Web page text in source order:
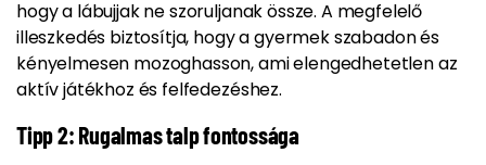
hogy a lábujjak ne szoruljanak össze. A megfelelő
illeszkedés biztosítja, hogy a gyermek szabadon és
kényelmesen mozoghasson, ami elengedhetetlen az
aktív játékhoz és felfedezéshez.
Tipp 2: Rugalmas talp fontossága